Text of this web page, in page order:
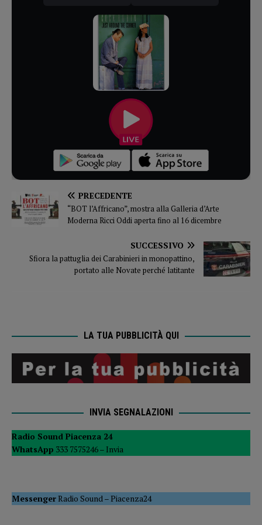
PRECEDENTE
“BOT l’Affricano”, mostra alla Galleria d’Arte
Moderna Ricci Oddi aperta fino al 16 dicembre
SUCCESSIVO
Sfiora la pattuglia dei Carabinieri in monopattino,
portato alle Novate perché latitante
LA TUA PUBBLICITÀ QUI
INVIA SEGNALAZIONI
Radio Sound Piacenza 24
WhatsApp 333 7575246 – Invia
MessengerRadio Sound –Piacenza24